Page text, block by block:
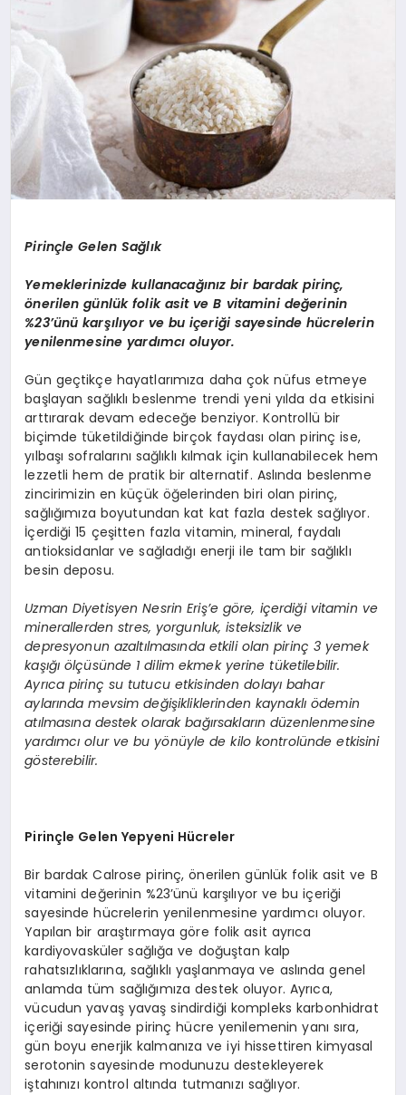
Pirinçle Gelen Sağlık
Yemeklerinizde kullanacağınız bir bardak pirinç,
önerilen günlük folik asit ve B vitamini değerinin
%23’ünü karşılıyor ve bu içeriği sayesinde hücrelerin
yenilenmesine yardımcı oluyor.
Gün geçtikçe hayatlarımıza daha çok nüfus etmeye
başlayan sağlıklı beslenme trendi yeni yılda da etkisini
arttırarak devam edeceğe benziyor. Kontrollü bir
biçimde tüketildiğinde birçok faydası olan pirinç ise,
yılbaşı sofralarını sağlıklı kılmak için kullanabilecek hem
lezzetli hem de pratik bir alternatif. Aslında beslenme
zincirimizin en küçük öğelerinden biri olan pirinç,
sağlığımıza boyutundan kat kat fazla destek sağlıyor.
İçerdiği 15 çeşitten fazla vitamin, mineral, faydalı
antioksidanlar ve sağladığı enerji ile tam bir sağlıklı
besin deposu.
Uzman Diyetisyen Nesrin Eriş’e göre, içerdiği vitamin ve
minerallerden stres, yorgunluk, isteksizlik ve
depresyonun azaltılmasında etkili olan pirinç 3 yemek
kaşığı ölçüsünde 1 dilim ekmek yerine tüketilebilir.
Ayrıca pirinç su tutucu etkisinden dolayı bahar
aylarında mevsim değişikliklerinden kaynaklı ödemin
atılmasına destek olarak bağırsakların düzenlenmesine
yardımcı olur ve bu yönüyle de kilo kontrolünde etkisini
gösterebilir.
Pirinçle Gelen Yepyeni Hücreler
Bir bardak Calrose pirinç, önerilen günlük folik asit ve B
vitamini değerinin %23’ünü karşılıyor ve bu içeriği
sayesinde hücrelerin yenilenmesine yardımcı oluyor.
Yapılan bir araştırmaya göre folik asit ayrıca
kardiyovasküler sağlığa ve doğuştan kalp
rahatsızlıklarına, sağlıklı yaşlanmaya ve aslında genel
anlamda tüm sağlığımıza destek oluyor. Ayrıca,
vücudun yavaş yavaş sindirdiği kompleks karbonhidrat
içeriği sayesinde pirinç hücre yenilemenin yanı sıra,
gün boyu enerjik kalmanıza ve iyi hissettiren kimyasal
serotonin sayesinde modunuzu destekleyerek
iştahınızı kontrol altında tutmanızı sağlıyor.